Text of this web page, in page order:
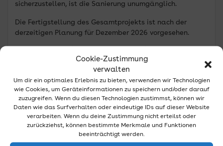
Cookie-Zustimmung
verwalten
Um dir ein optimales Erlebnis zu bieten, verwenden wir Technologien
wie Cookies, um Geräteinformationen zu speichern und/oder darauf
zuzugreifen. Wenn du diesen Technologien zustimmst, können wir
Daten wie das Surfverhalten oder eindeutige IDs auf dieser Website
verarbeiten. Wenn du deine Zustimmung nicht erteilst oder
zurückziehst, können bestimmte Merkmale und Funktionen
beeinträchtigt werden.
sicherzustellen, ist die Sanierung unumgänglich.
Die Fertigstellung des Gesamtprojekts ist nach der
derzeitigen Planung für Dezember 2026 vorgesehen.
Baustellenbereich
Im Zuge der Bauausführung müssen sich
Verkehrsteilnehmerinnen und Verkehrsteilnehmer auf
temporäre Einschränkungen im Baustellenbereich
einstellen.
Zwischen der Ortslage Oberlandscheid und Sträßchen
wird die K7 (Oberlandscheid) bis Ende November